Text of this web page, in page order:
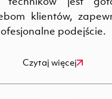
klientów,
podejście.
Czytaj więcej